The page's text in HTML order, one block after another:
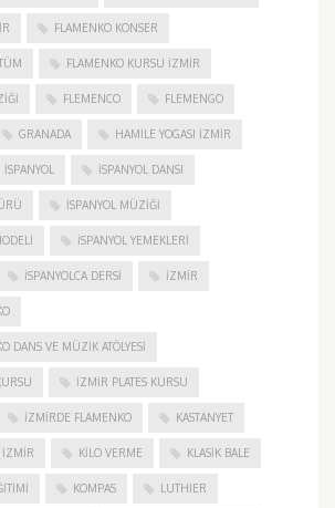
FLAMENKO KONSER
FLAMENKO KURSU İZMIR
FLEMENCO FLEMENGO
GRANADA HAMILE YOGASI İZMIR
İSPANYOL İSPANYOL DANSI
İSPANYOL MÜZIĞI
İSPANYOL YEMEKLERI
İSPANYOLCA DERSI IZMIR
DANS VE MÜZIK ATÖLYESI
İZMIR PLATES KURSU
IZMIRDE FLAMENKO KASTANYET
İZMIR KILO VERME KLASIK BALE
KOMPAS LUTHIER